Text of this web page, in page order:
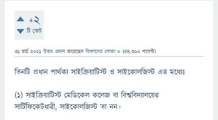
+2
টি ভোট
31 মার্চ 2021 উত্তর প্রদান করেছেনবিজ্ঞানের পোকা ৮ (54,300 পয়েন্ট)
তিনটি প্রধান পার্থক্য সাইক্রিয়াটিস্ট ও সাইকোলজিস্ট এর মধ্যেঃ
(১) সাইক্রিয়াটিস্ট মেডিকেল কলেজ বা বিশ্ববিদ্যালয়ের
সার্টিফিকেটধারী, সাইকোলজিস্ট তা নন।